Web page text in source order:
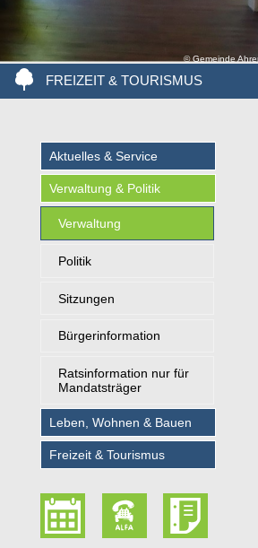
© Gemeinde
FREIZEIT & TOURISMUS
Aktuelles & Service
Verwaltung & Politik
Verwaltung
Politik
Sitzungen
Bürgerinformation
Ratsinformation nur für
Mandatsträger
Leben, Wohnen & Bauen
Freizeit & Tourismus